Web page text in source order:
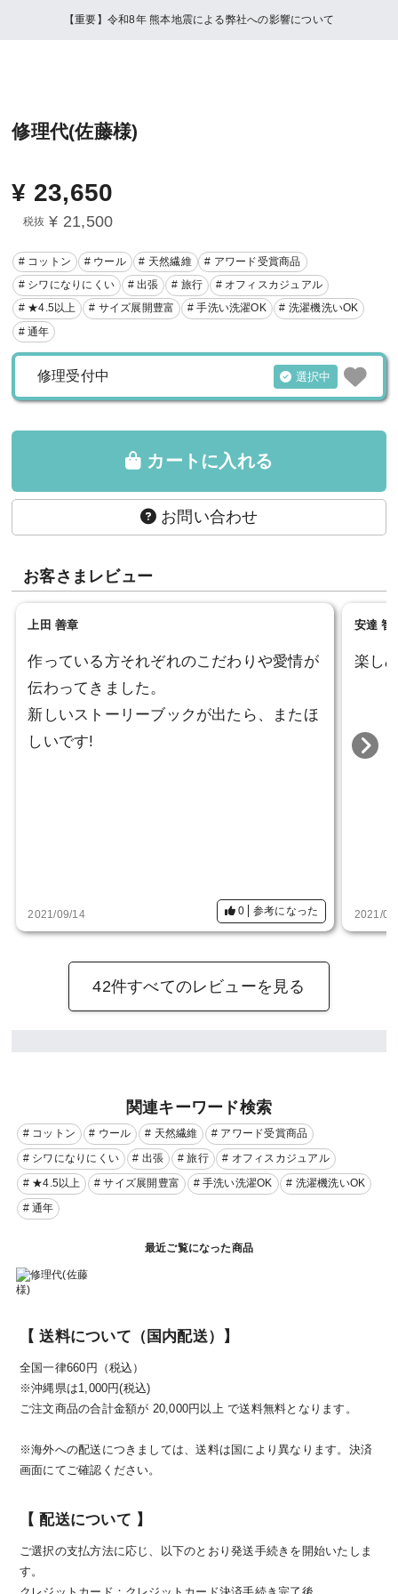
【重要】令和8年 熊本地震による弊社への影響について
修理代(佐藤様)
¥ 23,650
税抜 ¥ 21,500
# コットン # ウール # 天然繊維
# アワード受賞商品
# シワになりにくい
# 出張 # 旅行
# オフィスカジュアル
# ★4.5以上
# サイズ展開豊富 # 手洗い洗濯OK
# 洗濯機洗いOK
# 通年
修理受付中 選択中
カートに入れる
お問い合わせ
お客さまレビュー
上田 善章
作っている方それぞれのこだわりや愛情が
伝わってきました。
新しいストーリーブックが出たら、またほ
しいです!
2021/09/14 0 参考になった
安達 智
楽し
2021/
42件すべてのレビューを見る
関連キーワード検索
# コットン # ウール # 天然繊維
# アワード受賞商品
# シワになりにくい
# 出張 # 旅行
# オフィスカジュアル
# ★4.5以上
# サイズ展開豊富 # 手洗い洗濯OK
# 洗濯機洗いOK
# 通年
最近ご覧になった商品
【 送料について（国内配送）】
全国一律660円（税込）
※沖縄県は1,000円(税込)
ご注文商品の合計金額が 20,000円以上 で送料無料となります。
※海外への配送につきましては、送料は国により異なります。決済
画面にてご確認ください。
【 配送について 】
ご選択の支払方法に応じ、以下のとおり発送手続きを開始いたしま
す。